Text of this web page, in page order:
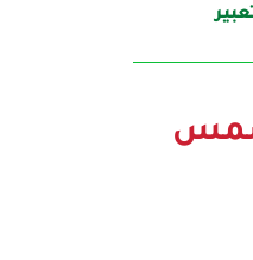
شمس